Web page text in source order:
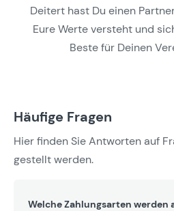
Deitert hast Du einen
Eure Werte versteht und
Beste für Deinen
Häufige Fragen
Hier finden Sie Antworten auf
gestellt werden.
Welche Zahlungsarten werden